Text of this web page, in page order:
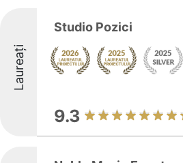
Laureați
Studio Pozici
9.3